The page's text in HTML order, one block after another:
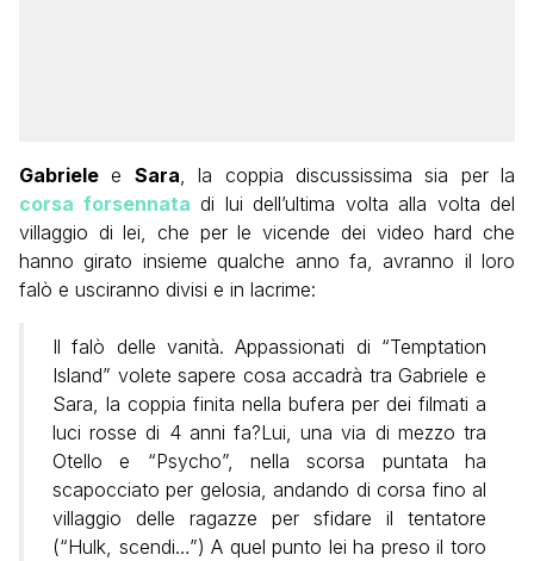
Gabriele e Sara, la coppia discussissima sia per la
corsa forsennata di lui dell’ultima volta alla volta del
villaggio di lei, che per le vicende dei video hard che
hanno girato insieme qualche anno fa, avranno il loro
falò e usciranno divisi e in lacrime:
Il falò delle vanità. Appassionati di “Temptation
Island” volete sapere cosa accadrà tra Gabriele e
Sara, la coppia finita nella bufera per dei filmati a
luci rosse di 4 anni fa?Lui, una via di mezzo tra
Otello e “Psycho”, nella scorsa puntata ha
scapocciato per gelosia, andando di corsa fino al
villaggio delle ragazze per sfidare il tentatore
(“Hulk, scendi…”) A quel punto lei ha preso il toro